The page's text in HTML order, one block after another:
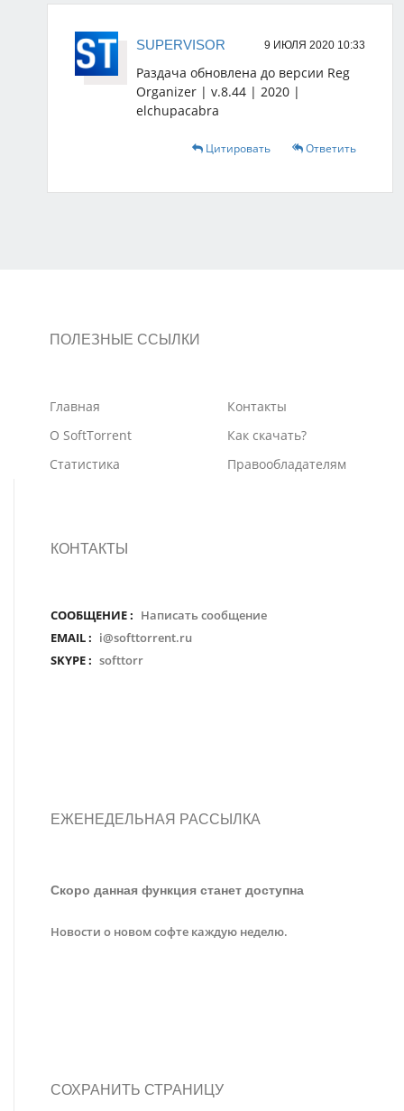
SUPERVISOR 9 ИЮЛЯ 2020 10:33
Раздача обновлена до версии Reg
Organizer | v.8.44 | 2020 |
elchupacabra
Цитировать Ответить
ПОЛЕЗНЫЕ ССЫЛКИ
Главная
О SoftTorrent
Статистика
Контакты
Как скачать?
Правообладателям
КОНТАКТЫ
СООБЩЕНИЕ : Написать сообщение
EMAIL : i@softtorrent.ru
SKYPE : softtorr
ЕЖЕНЕДЕЛЬНАЯ РАССЫЛКА
Скоро данная функция станет доступна
Новости о новом софте каждую неделю.
СОХРАНИТЬ СТРАНИЦУ